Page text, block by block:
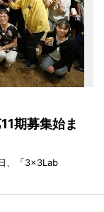
期募集始ま
、「3×3Lab